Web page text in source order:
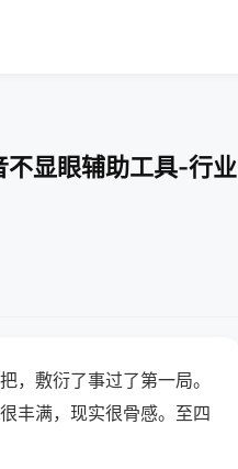
不显眼辅助工具-行业
，敷衍了事过了第一局。
丰满，现实很骨感。至四